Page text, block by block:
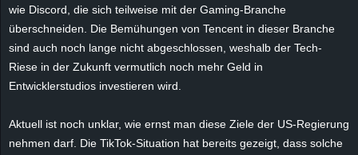
wie Discord, die sich teilweise mit der Gaming-Branche
überschneiden. Die Bemühungen von Tencent in dieser Branche
sind auch noch lange nicht abgeschlossen, weshalb der Tech-
Riese in der Zukunft vermutlich noch mehr Geld in
Entwicklerstudios investieren wird.
Aktuell ist noch unklar, wie ernst man diese Ziele der US-Regierung
nehmen darf. Die TikTok-Situation hat bereits gezeigt, dass solche